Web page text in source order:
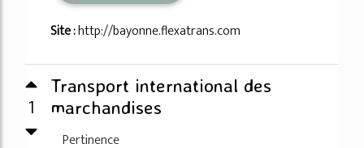
Site :http://bayonne.flexatrans.com
1
Transport international des
marchandises
Pertinence